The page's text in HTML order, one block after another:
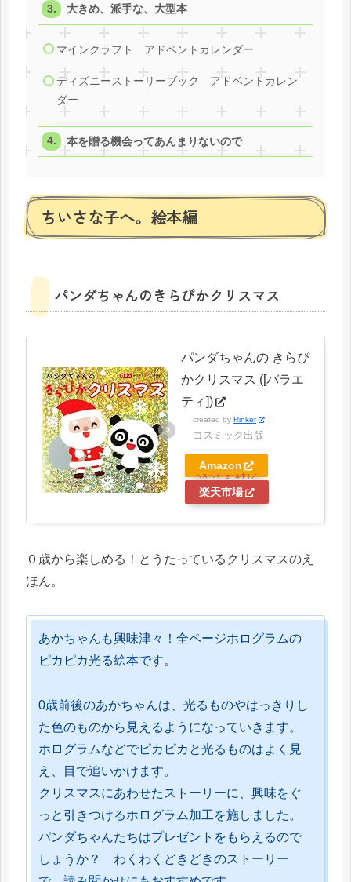
大きめ、派手な、大型本
マインクラフト アドベントカレンダー
ディズニーストーリーブック アドベントカレン
ダー
本を贈る機会ってあんまりないので
ちいさな子へ。絵本編
パンダちゃんのきらぴかクリスマス
パンダちゃんの きらぴ
かクリスマス ([バラエ
ティ])
created by Rinker
コスミック出版
Amazon
楽天市場
０歳から楽しめる！とうたっているクリスマスのえ
ほん。
あかちゃんも興味津々！全ページホログラムの
ピカピカ光る絵本です。
0歳前後のあかちゃんは、光るものやはっきりし
た色のものから見えるようになっていきます。
ホログラムなどでピカピカと光るものはよく見
え、目で追いかけます。
クリスマスにあわせたストーリーに、興味をぐ
っと引きつけるホログラム加工を施しました。
パンダちゃんたちはプレゼントをもらえるので
しょうか？ わくわくどきどきのストーリー